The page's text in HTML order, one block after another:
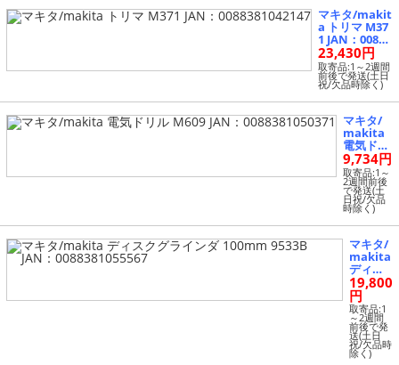
マキタ/makit
a トリマ M37
1 JAN：00883
81042147
23,430円
取寄品:1～2週間
前後で発送(土日
祝/欠品時除く)
マキタ/
makita
電気ドリ
ル M609 J
AN：008
83810503
71
9,734円
取寄品:1～
2週間前後
で発送(土
日祝/欠品
時除く)
マキタ/
makita
ディス
クグラ
インダ 1
00mm
9533B J
AN：00
8838105
5567
19,800
円
取寄品:1
～2週間
前後で発
送(土日
祝/欠品時
除く)